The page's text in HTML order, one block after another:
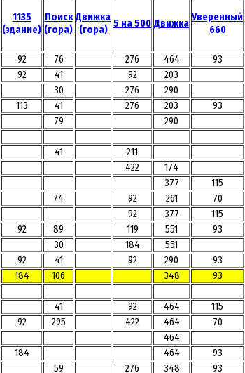
1135
(здание)
Поиск
(гора)
Движка
(гора)
5 на 500 Движка
Уверенный
660
92 76 276 464
93
92 41 92
203
30 276
290
113 41 276 203
93
79
290
41
211
422
174
377
115
74 92 261
70
92 377
115
92 89 119 551
93
30 184
551
92 41 92 290
93
184 106 348
93
41 92 464
115
92 295 422 464
70
464
184 464
93
59 276 348 93